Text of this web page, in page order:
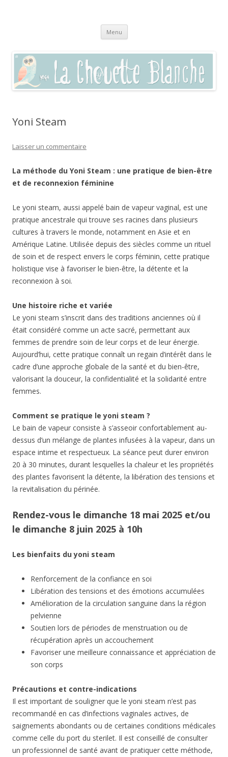
enseignement autour du bien-être
(dans le Gard 30250) et par visio en zoom
Menu Aller
contenu
Yoni Steam
Laisser un commentaire
La méthode du Yoni Steam : une pratique de bien-être
et de reconnexion féminine
Le yoni steam, aussi appelé bain de vapeur vaginal, est une
pratique ancestrale qui trouve ses racines dans plusieurs
cultures à travers le monde, notamment en Asie et en
Amérique Latine. Utilisée depuis des siècles comme un rituel
de soin et de respect envers le corps féminin, cette pratique
holistique vise à favoriser le bien-être, la détente et la
reconnexion à soi.
Une histoire riche et variée
Le yoni steam s’inscrit dans des traditions anciennes où il
était considéré comme un acte sacré, permettant aux
femmes de prendre soin de leur corps et de leur énergie.
Aujourd’hui, cette pratique connaît un regain d’intérêt dans le
cadre d’une approche globale de la santé et du bien-être,
valorisant la douceur, la confidentialité et la solidarité entre
femmes.
Comment se pratique le yoni steam ?
Le bain de vapeur consiste à s’asseoir confortablement au-
dessus d’un mélange de plantes infusées à la vapeur, dans un
espace intime et respectueux. La séance peut durer environ
20 à 30 minutes, durant lesquelles la chaleur et les propriétés
des plantes favorisent la détente, la libération des tensions et
la revitalisation du périnée.
Rendez-vous le dimanche 18 mai 2025 et/ou
le dimanche 8 juin 2025 à 10h
Les bienfaits du yoni steam
Renforcement de la confiance en soi
Libération des tensions et des émotions accumulées
Amélioration de la circulation sanguine dans la région
pelvienne
Soutien lors de périodes de menstruation ou de
récupération après un accouchement
Favoriser une meilleure connaissance et appréciation de
son corps
Précautions et contre-indications
Il est important de souligner que le yoni steam n’est pas
recommandé en cas d’infections vaginales actives, de
saignements abondants ou de certaines conditions médicales
comme celle du port du sterilet. Il est conseillé de consulter
un professionnel de santé avant de pratiquer cette méthode,